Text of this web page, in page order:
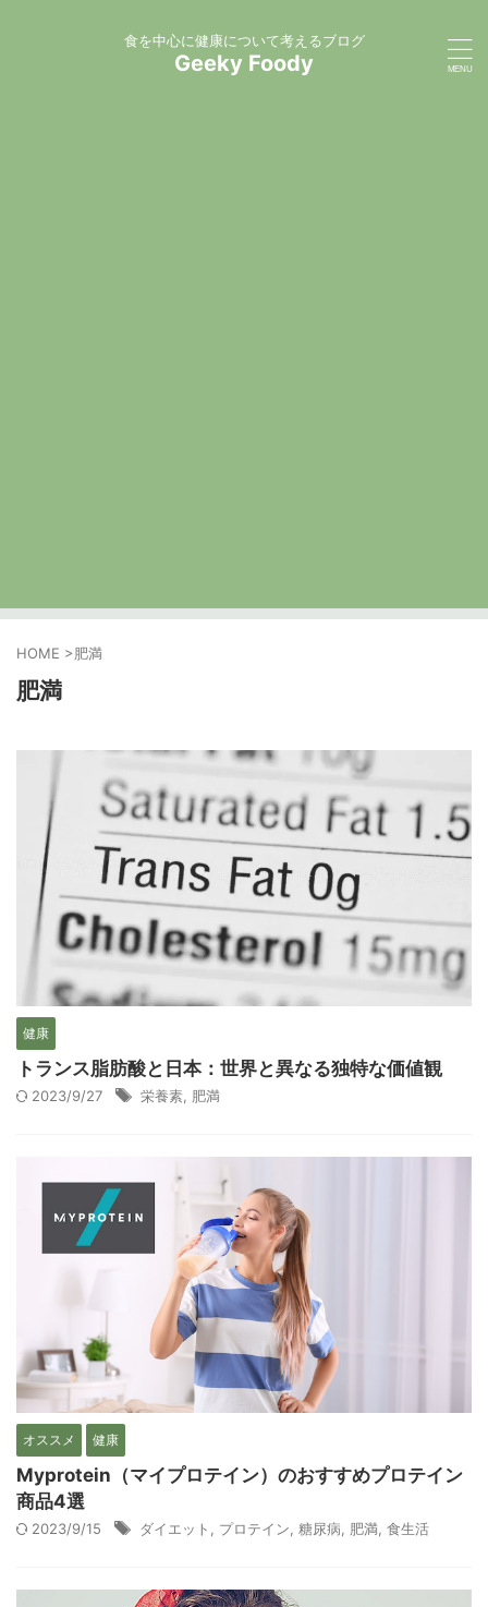
食を中心に健康について考えるブログ
Geeky Foody
HOME >肥満
肥満
健康
トランス脂肪酸と日本：世界と異なる独特な価値観
2023/9/27 栄養素 肥満
オススメ 健康
Myprotein（マイプロテイン）のおすすめプロテイン
商品4選
2023/9/15 ダイエット , プロテイン, 糖尿病, 肥満, 食生活